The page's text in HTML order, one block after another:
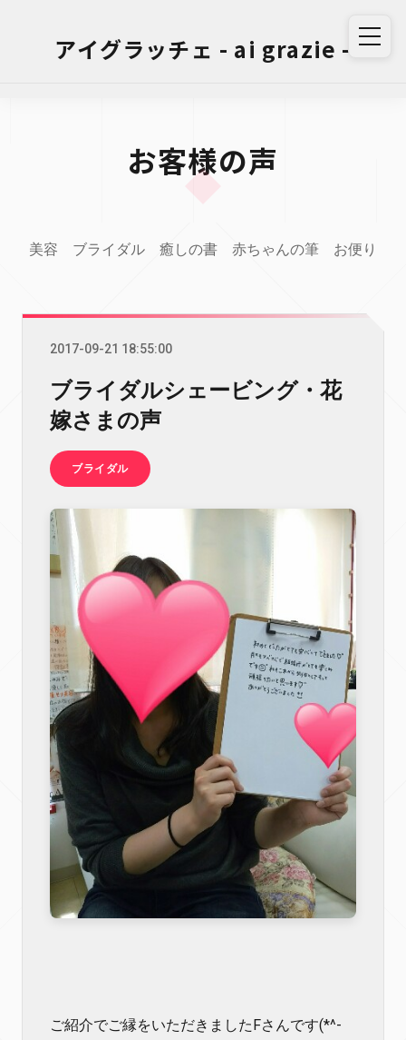
アイグラッチェ - ai grazie -
お客様の声
美容 ブライダル 癒しの書 赤ちゃんの筆 お便り
2017-09-21 18:55:00
ブライダルシェービング・花
嫁さまの声
ブライダル
ご紹介でご縁をいただきましたFさんです(*^-